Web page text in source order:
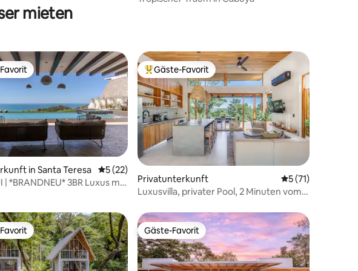
mieten
4,89 von 5, 186 Bewertungen
Favorit.
in Santa Teresa Durchschnittliche Bewertung: 5 von 5, 22 Bewertungen
5 (22)
| *BRANDNEU* 3BR Luxus mit
Beliebter Gäste-Favorit.
Gäste-Favorit
Privatunterkunft Durchschnittliche
5 (71)
Luxusvilla, privater Pool, 2 Minuten vom
Favorit. Gäste-Favorit
Gäste-Favorit